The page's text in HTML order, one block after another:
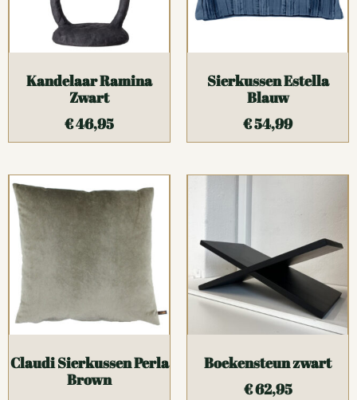
Kandelaar Ramina
Zwart
€46,95
Sierkussen Estella
Blauw
€54,99
Claudi Sierkussen Perla
Brown
Boekensteun zwart
€62,95